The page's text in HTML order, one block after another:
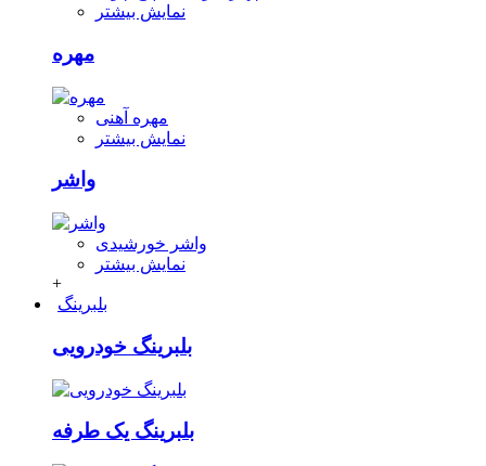
نمایش بیشتر
مهره
مهره آهنی
نمایش بیشتر
واشر
واشر خورشیدی
نمایش بیشتر
+
بلبرینگ
بلبرینگ خودرویی
بلبرینگ یک طرفه